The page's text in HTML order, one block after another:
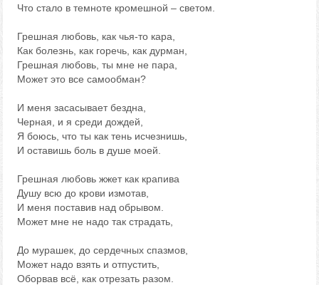
Что стало в темноте кромешной – светом.
Грешная любовь, как чья-то кара,
Как болезнь, как горечь, как дурман,
Грешная любовь, ты мне не пара,
Может это все самообман?
И меня засасывает бездна,
Черная, и я среди дождей,
Я боюсь, что ты как тень исчезнишь,
И оставишь боль в душе моей.
Грешная любовь жжет как крапива
Душу всю до крови измотав,
И меня поставив над обрывом.
Может мне не надо так страдать,
До мурашек, до сердечных спазмов,
Может надо взять и отпустить,
Оборвав всё, как отрезать разом.